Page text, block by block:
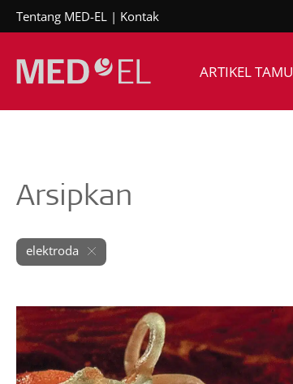
Tentang MED-EL Kontak
ARTIKEL TAMU
Arsipkan
elektroda